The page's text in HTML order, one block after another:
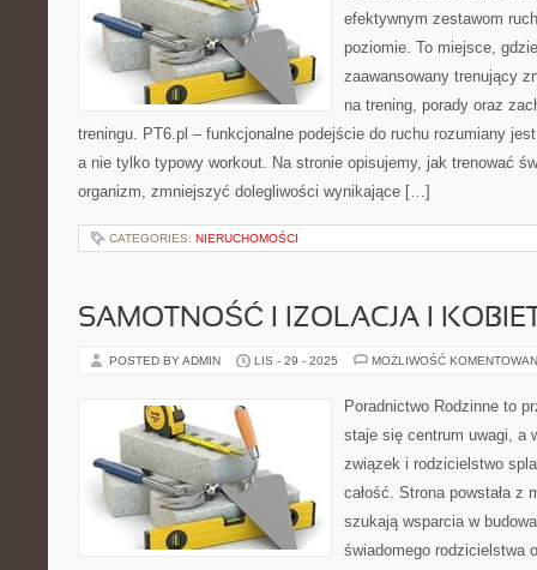
efektywnym zestawom
poziomie. To miejsce,
zaawansowany trenujący
na trening, porady oraz
treningu. PT6.pl – funkcjonalne podejście do ruchu rozumiany
a nie tylko typowy workout. Na stronie opisujemy, jak trenować
organizm, zmniejszyć dolegliwości wynikające […]
CATEGORIES: NIERUCHOMOŚCI
SAMOTNOŚĆ I IZOLACJA I
POSTED BY ADMIN LIS - 29 - 2025 MOŻLIWOŚĆ
Poradnictwo Rodzinne to
staje się centrum uwagi, a
związek i rodzicielstwo
całość. Strona powstała
szukają wsparcia w
świadomego rodzicielstwa